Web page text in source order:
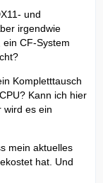
und
irgendwie
CF-System
Kompletttausch
Kann ich hier
wird es ein
mein aktuelles
hat. Und